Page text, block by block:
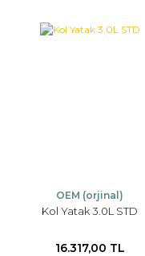
OEM (orjinal)
Kol Yatak 3.0L STD
16.317,00 TL